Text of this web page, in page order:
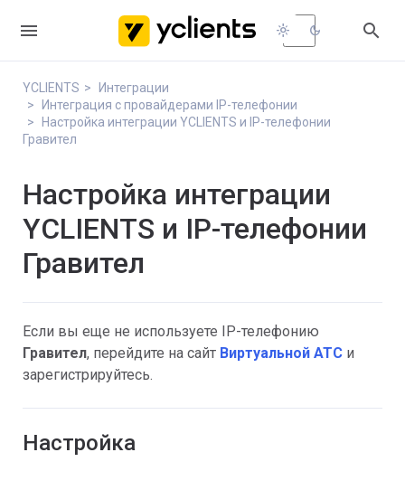
 light_mode dark_mode 
YCLIENTS
Интеграции
Интеграция с провайдерами IP-телефонии
Настройка интеграции YCLIENTS и IP-телефонии
Гравител
Настройка интеграции
YCLIENTS и IP-телефонии
Гравител
Если вы еще не используете IP-телефонию
Гравител, перейдите на сайт Виртуальной АТС и
зарегистрируйтесь.
Настройка